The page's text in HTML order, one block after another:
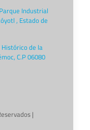
Industrial
, Estado de
de la
C.P 06080
|